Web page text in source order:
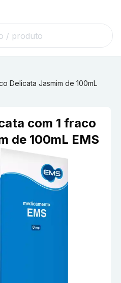
Delicata Jasmim de 100mL
com 1 fraco
de 100mL EMS